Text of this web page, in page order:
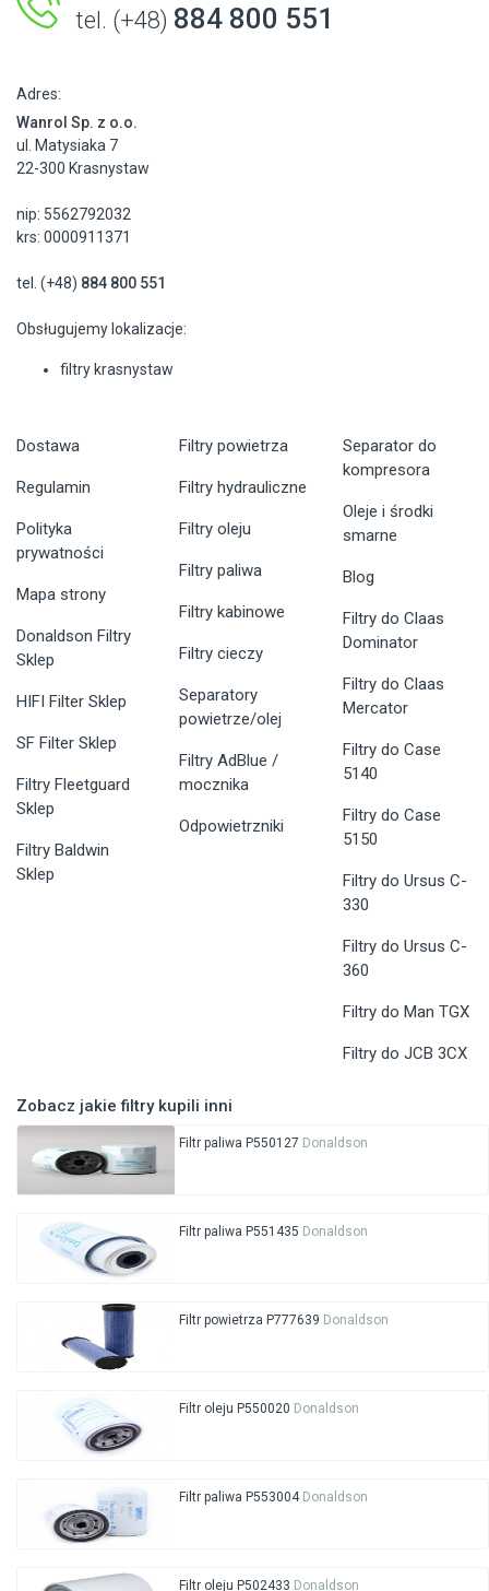
tel. (+48) 884 800 551
Adres:
Wanrol Sp. z o.o.
ul. Matysiaka 7
22-300 Krasnystaw
nip: 5562792032
krs: 0000911371
tel. (+48) 884 800 551
Obsługujemy lokalizacje:
filtry krasnystaw
Dostawa
Regulamin
Polityka
prywatności
Mapa strony
Donaldson Filtry
Sklep
HIFI Filter Sklep
SF Filter Sklep
Filtry Fleetguard
Sklep
Filtry Baldwin
Sklep
Filtry powietrza
Filtry hydrauliczne
Filtry oleju
Filtry paliwa
Filtry kabinowe
Filtry cieczy
Separatory
powietrze/olej
Filtry AdBlue /
mocznika
Odpowietrzniki
Separator do
kompresora
Oleje i środki
smarne
Blog
Filtry do Claas
Dominator
Filtry do Claas
Mercator
Filtry do Case
5140
Filtry do Case
5150
Filtry do Ursus C-
330
Filtry do Ursus C-
360
Filtry do Man TGX
Filtry do JCB 3CX
Zobacz jakie filtry kupili inni
Filtr paliwa P550127 Donaldson
Filtr paliwa P551435 Donaldson
Filtr powietrza P777639 Donaldson
Filtr oleju P550020 Donaldson
Filtr paliwa P553004 Donaldson
Filtr oleju P502433 Donaldson